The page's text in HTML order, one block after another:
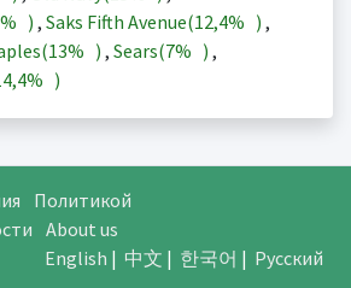
) , Saks Fifth Avenue(12,4% ) ,
13% ) , Sears(7% ) ,
)
Политикой
About us
English | 中文 | 한국어 | Русский